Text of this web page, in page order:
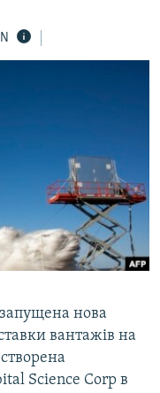
нова
вантажів на
Science Corp в